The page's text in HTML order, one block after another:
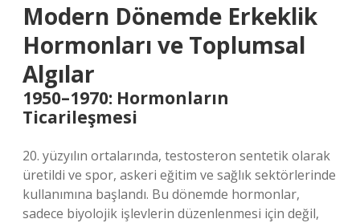
Modern Dönemde Erkeklik
Hormonları ve Toplumsal
Algılar
1950–1970: Hormonların
Ticarileşmesi
20. yüzyılın ortalarında, testosteron sentetik olarak
üretildi ve spor, askeri eğitim ve sağlık sektörlerinde
kullanımına başlandı. Bu dönemde hormonlar,
sadece biyolojik işlevlerin düzenlenmesi için değil,